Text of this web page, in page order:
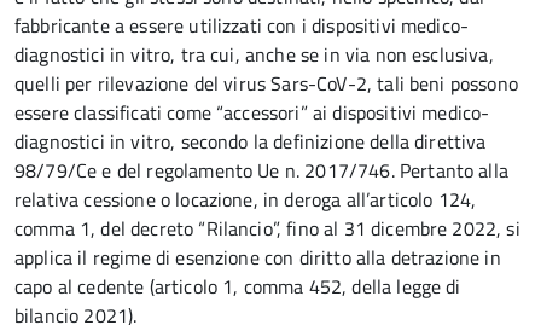
fabbricante a essere utilizzati con i dispositivi medico-
diagnostici in vitro, tra cui, anche se in via non esclusiva,
quelli per rilevazione del virus Sars-CoV-2, tali beni possono
essere classificati come “accessori” ai dispositivi medico-
diagnostici in vitro, secondo la definizione della direttiva
98/79/Ce e del regolamento Ue n. 2017/746. Pertanto alla
relativa cessione o locazione, in deroga all’articolo 124,
comma 1, del decreto “Rilancio”, fino al 31 dicembre 2022, si
applica il regime di esenzione con diritto alla detrazione in
capo al cedente (articolo 1, comma 452, della legge di
bilancio 2021).